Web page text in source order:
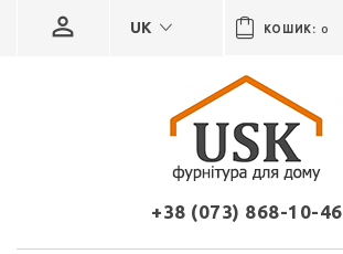
КОШИК: 0
UK
+38 (073) 868-10-46